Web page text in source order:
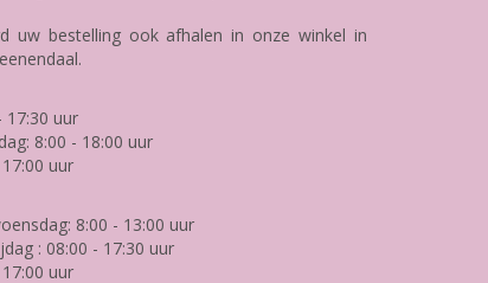
uw bestelling ook afhalen in onze winkel in
17:30 uur
8:00 - 18:00 uur
uur
8:00 - 13:00 uur
: 08:00 - 17:30 uur
uur